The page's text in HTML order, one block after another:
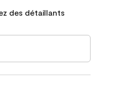
des détaillants